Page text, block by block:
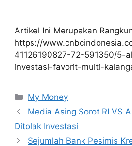
Artikel Ini Merupakan
https://
41126190827-72-591350/5-
investasi-favorit-multi-
Kategori
My Money
Media Asing Sorot RI VS
Ditolak Investasi
Sejumlah Bank Pesimis